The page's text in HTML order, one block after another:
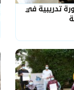
تدريبية في